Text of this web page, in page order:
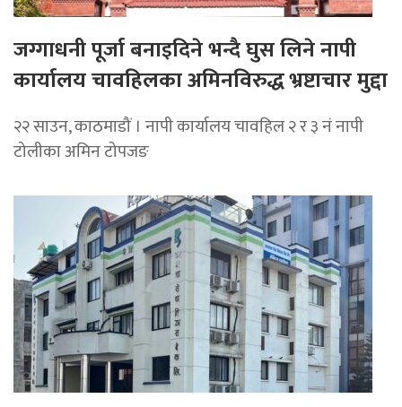
जग्गाधनी पूर्जा बनाइदिने भन्दै घुस लिने नापी
कार्यालय चावहिलका अमिनविरुद्ध भ्रष्टाचार मुद्दा
२२ साउन, काठमाडौं । नापी कार्यालय चावहिल २ र ३ नं नापी
टोलीका अमिन टोपजङ